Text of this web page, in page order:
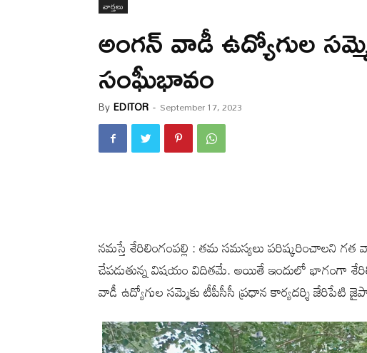
వార్త‌లు
అంగన్ వాడీ ఉద్యోగుల
సంఘీభావం
ByEDITOR - September 17, 2023
నమస్తే శేరిలింగంపల్లి : తమ సమస్యలు పరిష్కరించాలని
చేపడుతున్న విషయం విదితమే. అయితే ఇందులో భాగంగా
వాడీ ఉద్యోగుల సమ్మెకు టీపీసీసీ ప్రధాన కార్యదర్శి జేరిపేటి